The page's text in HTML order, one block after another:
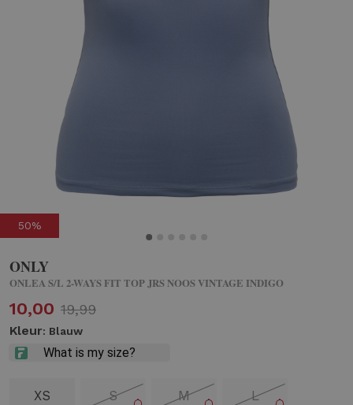
50%
ONLY
ONLEA S/L 2-WAYS FIT TOP JRS NOOS VINTAGE INDIGO
10,00 19,99
Kleur: Blauw
XS S M L